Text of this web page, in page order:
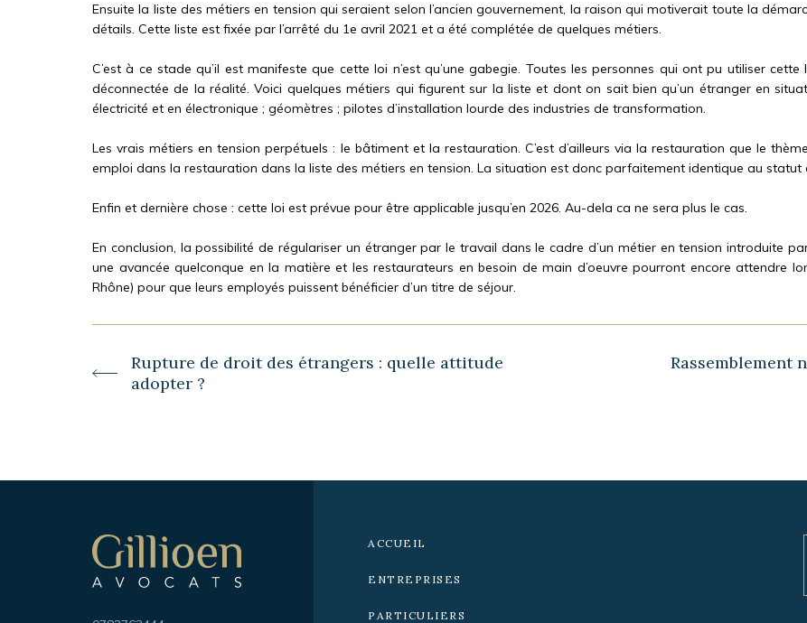
Ensuite la liste des métiers en tension qui seraient selon l’ancien gouvernement, la raison qui motiverait toute la
détails. Cette liste est fixée par l’arrêté du 1e avril 2021 et a été complétée de quelques métiers.
C’est à ce stade qu’il est manifeste que cette loi n’est qu’une gabegie. Toutes les personnes qui ont pu utiliser
déconnectée de la réalité. Voici quelques métiers qui figurent sur la liste et dont on sait bien qu’un étranger en
électricité et en électronique ; géomètres ; pilotes d’installation lourde des industries de transformation.
Les vrais métiers en tension perpétuels : le bâtiment et la restauration. C’est d’ailleurs via la restauration que le
emploi dans la restauration dans la liste des métiers en tension. La situation est donc parfaitement identique au statut
Enfin et dernière chose : cette loi est prévue pour être applicable jusqu’en 2026. Au-dela ca ne sera plus le cas.
En conclusion, la possibilité de régulariser un étranger par le travail dans le cadre d’un métier en tension introduite
une avancée quelconque en la matière et les restaurateurs en besoin de main d’oeuvre pourront encore attendre
Rhône) pour que leurs employés puissent bénéficier d’un titre de séjour.
Article
précédent :
Rupture de droit des étrangers : quelle attitude
adopter ?
ArticleRassemblement
ACCUEIL
ENTREPRISES
PARTICULIERS